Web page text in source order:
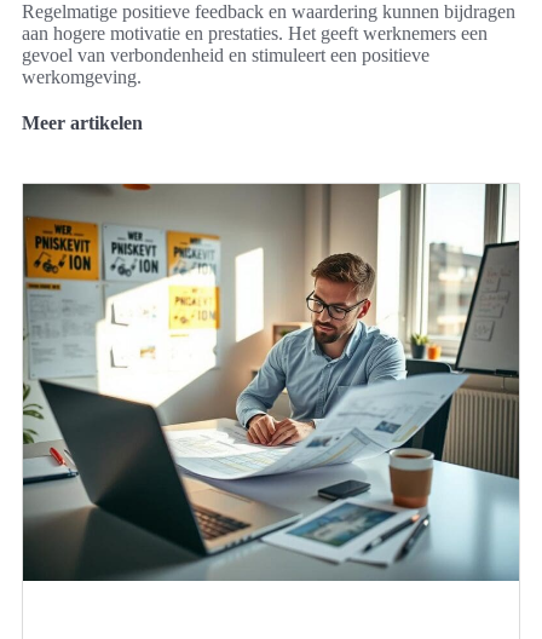
Regelmatige positieve feedback en waardering kunnen bijdragen
aan hogere motivatie en prestaties. Het geeft werknemers een
gevoel van verbondenheid en stimuleert een positieve
werkomgeving.
Meer artikelen